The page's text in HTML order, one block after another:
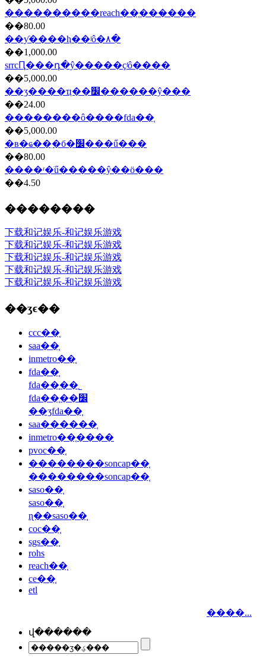
����������reach��֤���̷���
��80.00
��ƴ����ⱨ��ʲô�۸�
��1,000.00
srrcԤ���դ�ŷ�����ҫʲô����
��5,000.00
��ʒ����ҵ��׼������ŷ���
��24.00
��������ô����fda��֤
��5,000.00
�в�ҩ��ִ�б�׼���ű���
��80.00
����ʳ�ֺű�����ŷ��ö���
��4.50
��������
下载和记娱乐-和记娱乐游戏
下载和记娱乐-和记娱乐游戏
下载和记娱乐-和记娱乐游戏
下载和记娱乐-和记娱乐游戏
下载和记娱乐-和记娱乐游戏
��ʒϵ��
ccc��֤
saa��֤
inmetro��֤
fda��֤
fda��֤��˾
fda��֤��׼
��ʒfda��֤
saa������֤
inmetro��֤����
pvoc��֤
��������soncap��֤
��������soncap��֤
saso��֤
saso��֤
ɳ��saso��֤
coc��֤
sgs��֤
rohs
reach��֤
ce��֤
etl
����...
վ������